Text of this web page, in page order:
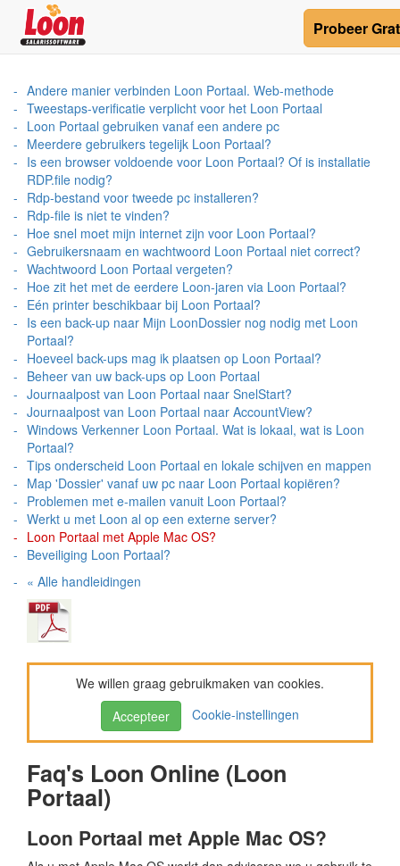
Probeer
Andere manier verbinden Loon Portaal. Web-methode
Tweestaps-verificatie verplicht voor het Loon Portaal
Loon Portaal gebruiken vanaf een andere pc
Meerdere gebruikers tegelijk Loon Portaal?
Is een browser voldoende voor Loon Portaal? Of is installatie
RDP.file nodig?
Rdp-bestand voor tweede pc installeren?
Rdp-file is niet te vinden?
Hoe snel moet mijn internet zijn voor Loon Portaal?
Gebruikersnaam en wachtwoord Loon Portaal niet correct?
Wachtwoord Loon Portaal vergeten?
Hoe zit het met de eerdere Loon-jaren via Loon Portaal?
Eén printer beschikbaar bij Loon Portaal?
Is een back-up naar Mijn LoonDossier nog nodig met Loon
Portaal?
Hoeveel back-ups mag ik plaatsen op Loon Portaal?
Beheer van uw back-ups op Loon Portaal
Journaalpost van Loon Portaal naar SnelStart?
Journaalpost van Loon Portaal naar AccountView?
Windows Verkenner Loon Portaal. Wat is lokaal, wat is Loon
Portaal?
Tips onderscheid Loon Portaal en lokale schijven en mappen
Map 'Dossier' vanaf uw pc naar Loon Portaal kopiëren?
Problemen met e-mailen vanuit Loon Portaal?
Werkt u met Loon al op een externe server?
Loon Portaal met Apple Mac OS?
Beveiliging Loon Portaal?
« Alle handleidingen
We willen graag gebruikmaken van cookies.
Accepteer
Cookie-instellingen
Faq's Loon Online (Loon
Portaal)
Loon Portaal met Apple Mac OS?